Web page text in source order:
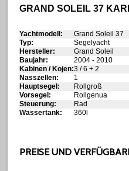
GRAND SOLEIL 37
Yachtmodell: Grand Soleil 37
Typ:
Segelyacht
Hersteller:
Grand Soleil
Baujahr:
2004 - 2010
Kabinen / Kojen:3 / 6 + 2
Nasszellen:
1
Hauptsegel:
Rollgroß
Vorsegel:
Rollgenua
Steuerung:
Rad
Wassertank:
360l
PREISE UND